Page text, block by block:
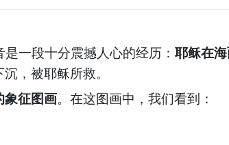
一段十分震撼人心的经历： 耶稣在
，被耶稣所救。
象征图画。在这图画中，我们看到：